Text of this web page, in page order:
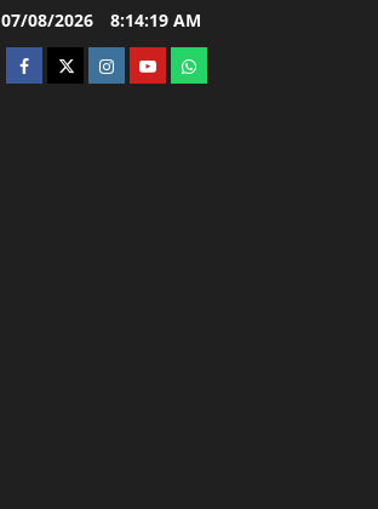
07/08/2026 8:14:20 AM
facebooktwitterinstagram.com
youtubewhatsapp